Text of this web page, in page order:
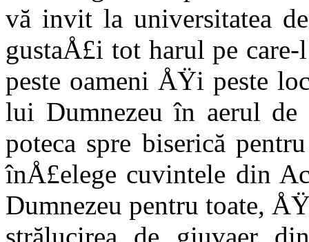
vă invit la universitatea
gustaÅ£i tot harul pe
peste oameni ÅŸi peste
lui Dumnezeu în aerul
poteca spre biserică
înÅ£elege cuvintele din
Dumnezeu pentru toate,